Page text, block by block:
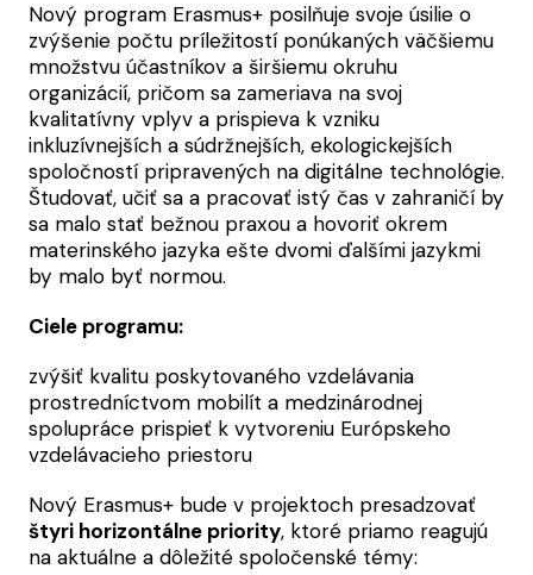
Nový program Erasmus+ posilňuje svoje úsilie o
zvýšenie počtu príležitostí ponúkaných väčšiemu
množstvu účastníkov a širšiemu okruhu
organizácií, pričom sa zameriava na svoj
kvalitatívny vplyv a prispieva k vzniku
inkluzívnejších a súdržnejších, ekologickejších
spoločností pripravených na digitálne technológie.
Študovať, učiť sa a pracovať istý čas v zahraničí by
sa malo stať bežnou praxou a hovoriť okrem
materinského jazyka ešte dvomi ďalšími jazykmi
by malo byť normou.
Ciele programu:
zvýšiť kvalitu poskytovaného vzdelávania
prostredníctvom mobilít a medzinárodnej
spolupráce prispieť k vytvoreniu Európskeho
vzdelávacieho priestoru
Nový Erasmus+ bude v projektoch presadzovať
štyri horizontálne priority, ktoré priamo reagujú
na aktuálne a dôležité spoločenské témy: